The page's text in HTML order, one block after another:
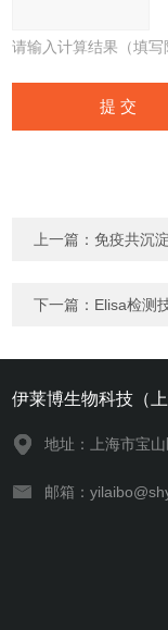
请输入计算结果（填
上一篇：免疫共沉
下一篇： Elisa检测
伊莱博生物科技（
地址：上海市宝
邮箱：